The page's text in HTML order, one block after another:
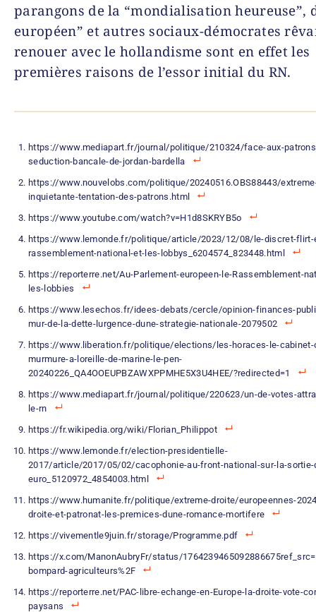
parangons de la “mondialisation heureuse”,
européen” et autres sociaux-démocrates
renouer avec le hollandisme sont en effet les
premières raisons de l’essor initial du RN.
https://www.mediapart.fr/journal/politique/210324/face-aux-
seduction-bancale-de-jordan-bardella
https://www.nouvelobs.com/politique/20240516.OBS88443/
inquietante-tentation-des-patrons.html
https://www.youtube.com/watch?v=H1d8SKRYB5o
https://www.lemonde.fr/politique/article/2023/12/08/le-discret-flirt-
rassemblement-national-et-les-lobbys_6204574_823448.html
https://reporterre.net/Au-Parlement-europeen-le-Rassemblement-
les-lobbies
https://www.lesechos.fr/idees-debats/cercle/opinion-finances-
mur-de-la-dette-lurgence-dune-strategie-nationale-2079502
https://www.liberation.fr/politique/elections/les-horaces-le-cabinet-
murmure-a-loreille-de-marine-le-pen-
20240226_QA4OOEUPBZAWXPPMHE5X3U4HEE/?redirected=1
https://www.mediapart.fr/journal/politique/220623/un-de-votes-
le-rn
https://fr.wikipedia.org/wiki/Florian_Philippot
https://www.lemonde.fr/election-presidentielle-
2017/article/2017/05/02/cacophonie-au-front-national-sur-la-sortie-
euro_5120972_4854003.html
https://www.humanite.fr/politique/extreme-droite/europeennes-
droite-et-patronat-les-premices-dune-romance-mortifere
https://vivementle9juin.fr/storage/Programme.pdf
https://x.com/ManonAubryFr/status/
bompard-agriculteurs%2F
https://reporterre.net/PAC-libre-echange-en-Europe-la-droite-vote-
paysans